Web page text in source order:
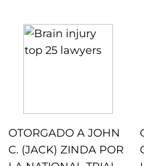
OTORGADO A JOHN
C. (JACK) ZINDA POR